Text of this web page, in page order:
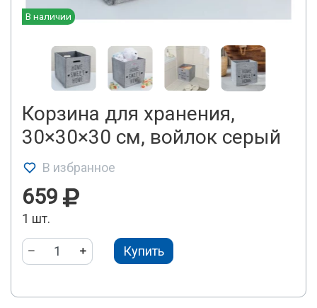
В наличии
Корзина для хранения,
30×30×30 см, войлок серый
В избранное
659
1 шт.
Купить